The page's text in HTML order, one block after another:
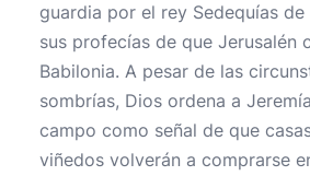
guardia por el rey Sedequías
sus profecías de que Jerusalén
Babilonia. A pesar de las
sombrías, Dios ordena a
campo como señal de que
viñedos volverán a comprarse